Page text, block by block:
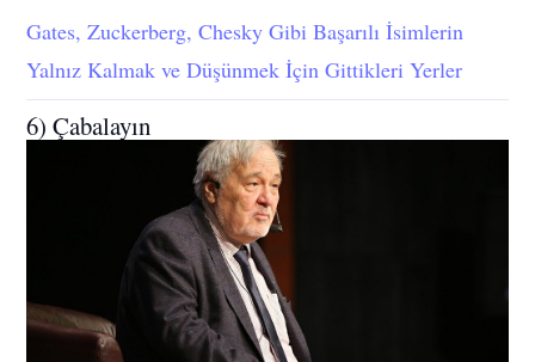
Gates, Zuckerberg, Chesky Gibi Başarılı İsimlerin
Yalnız Kalmak ve Düşünmek İçin Gittikleri Yerler
6) Çabalayın